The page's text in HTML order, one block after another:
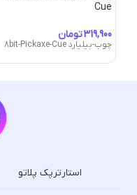
Cue
تومان
چوب-بیلیارد 8bit-Pickaxe-Cue
استارترپک پلاتو